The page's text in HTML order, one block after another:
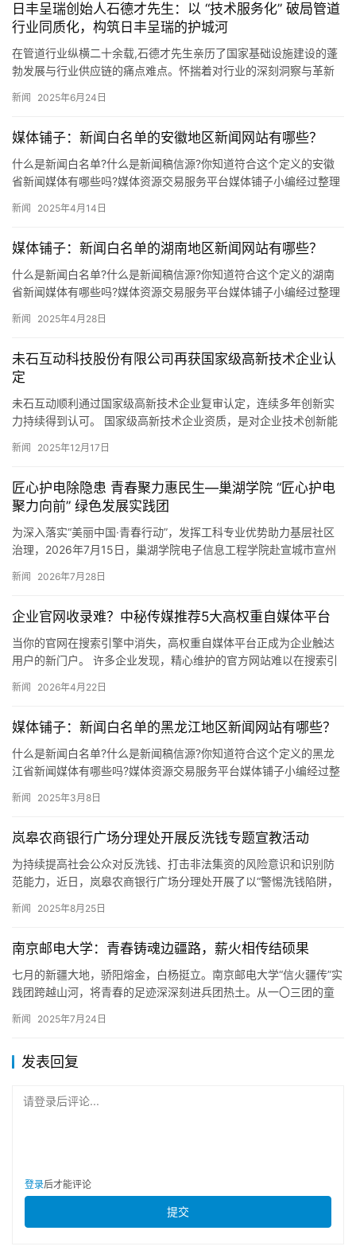
日丰呈瑞创始人石德才先生：以 “技术服务化” 破局管道
行业同质化，构筑日丰呈瑞的护城河
在管道行业纵横二十余载,石德才先生亲历了国家基础设施建设的蓬
勃发展与行业供应链的痛点难点。怀揣着对行业的深刻洞察与革新
化…
新闻 2025年6月24日
媒体铺子：新闻白名单的安徽地区新闻网站有哪些？
什么是新闻白名单?什么是新闻稿信源?你知道符合这个定义的安徽
省新闻媒体有哪些吗?媒体资源交易服务平台媒体铺子小编经过整理
新闻 2025年4月14日
媒体铺子：新闻白名单的湖南地区新闻网站有哪些？
什么是新闻白名单?什么是新闻稿信源?你知道符合这个定义的湖南
省新闻媒体有哪些吗?媒体资源交易服务平台媒体铺子小编经过整理
新闻 2025年4月28日
未石互动科技股份有限公司再获国家级高新技术企业认
定
​未石互动顺利通过国家级高新技术企业复审认定，连续多年创新实
力持续得到认可。 国家级高新技术企业资质，是对企业技术创新能
来…
新闻 2025年12月17日
匠心护电除隐患 青春聚力惠民生—巢湖学院 “匠心护电
聚力向前” 绿色发展实践团
为深入落实“美丽中国·青春行动”，发挥工科专业优势助力基层社区
治理，2026年7月15日，巢湖学院电子信息工程学院赴宣城市宣州
新闻 2026年7月28日
企业官网收录难？中秘传媒推荐5大高权重自媒体平台
当你的官网在搜索引擎中消失，高权重自媒体平台正成为企业触达
用户的新门户。 许多企业发现，精心维护的官方网站难以在搜索引
长…
新闻 2026年4月22日
媒体铺子：新闻白名单的黑龙江地区新闻网站有哪些？
什么是新闻白名单?什么是新闻稿信源?你知道符合这个定义的黑龙
江省新闻媒体有哪些吗?媒体资源交易服务平台媒体铺子小编经过整
新闻 2025年3月8日
岚皋农商银行广场分理处开展反洗钱专题宣教活动
为持续提高社会公众对反洗钱、打击非法集资的风险意识和识别防
范能力，近日，岚皋农商银行广场分理处开展了以“警惕洗钱陷阱，
积…
新闻 2025年8月25日
南京邮电大学：青春铸魂边疆路，薪火相传结硕果
七月的新疆大地，骄阳熔金，白杨挺立。南京邮电大学“信火疆传”实
践团跨越山河，将青春的足迹深深刻进兵团热土。从一〇三团的童
实…
新闻 2025年7月24日
发表回复
请登录后评论...
登录后才能评论
提交